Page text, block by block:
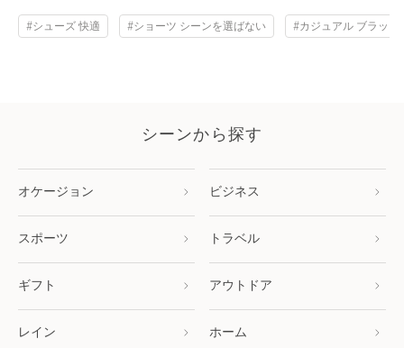
#シューズ 快適 #ショーツ シーンを選ばない #カジュアル ブラック
シーンから探す
オケージョン ビジネス
スポーツ トラベル
ギフト アウトドア
レイン ホーム